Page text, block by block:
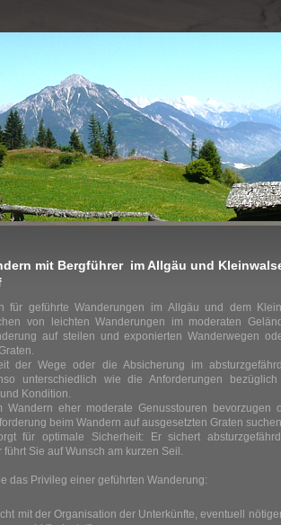
mit Bergführer im Allgäu und
für geführte Wanderungen im Allgäu und dem
von leichten Wanderungen im moderaten
auf steilen und exponierten Wanderwegen
der Wege oder die Absicherung im
unterschiedlich wie die Anforderungen bezüglich
Kondition.
Wandern eher moderate Genusstouren bevorzugen
beim Wandern auf ausgesetzten Graten
für optimale Sicherheit: Er sichert
Sie auf Wunsch am kurzen Seil.
das Privileg einer geführten Wanderung:
mit der Organisation der Unterkünfte, eventuell